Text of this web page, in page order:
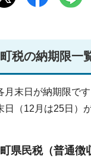
町税の納期限一
月末日が納期限で
日（12月は25日）
町県民税（普通徴